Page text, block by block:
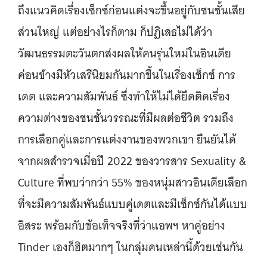
ถึงแนวคิดเรื่องเซ็กซ์ก่อนแต่งจะขึ้นอยู่กับชนชั้นเสีย
ส่วนใหญ่ แต่อย่างไรก็ตาม ก็ปฏิเสธไม่ได้ว่า
วัฒนธรรมตะวันตกส่งผลให้คนรุ่นใหม่ในอินเดีย
ค่อนข้างมีหัวเสรีนิยมกันมากขึ้นในเรื่องเซ็กซ์ การ
เดต และความสัมพันธ์ ซึ่งทำให้ไม่ได้ยึดติดเรื่อง
ความต่างของชนชั้นวรรณะที่มีผลต่อชีวิต รวมถึง
การเลือกคู่และการแต่งงานของพวกเขา ยืนยันได้
จากผลสำรวจเมื่อปี 2022 ของวารสาร Sexuality &
Culture ที่พบว่ากว่า 55% ของหนุ่มสาวอินเดียเลือก
ที่จะมีความสัมพันธ์แบบคู่เดตและมีเซ็กซ์กันได้แบบ
อิสระ พร้อมกับข้อเท็จจริงที่ว่าแอพฯ หาคู่อย่าง
Tinder เองก็ฮิตมากๆ ในกลุ่มคนเหล่านี้ด้วยเช่นกัน